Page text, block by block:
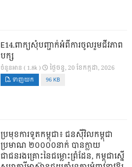
E14.ពាក្យសុំបញ្ជាក់អំពីការចូលរួមជីវភាព
បក្ស
ចំនួនអាន ( 1.8k ) ថ្ងៃ​ចន្ទ, 20 ខែ​កក្កដា, 2026
ទាញយក 96 KB
ប្រមុខការទូតកម្ពុជា៖ ជនស៊ីវិលកម្ពុជា
ប្រមាណ ២០០០០នាក់ បានក្លាយ
ជាជនរងគ្រោះនៃជម្លោះព្រំដែន, កម្ពុជាស្នើ